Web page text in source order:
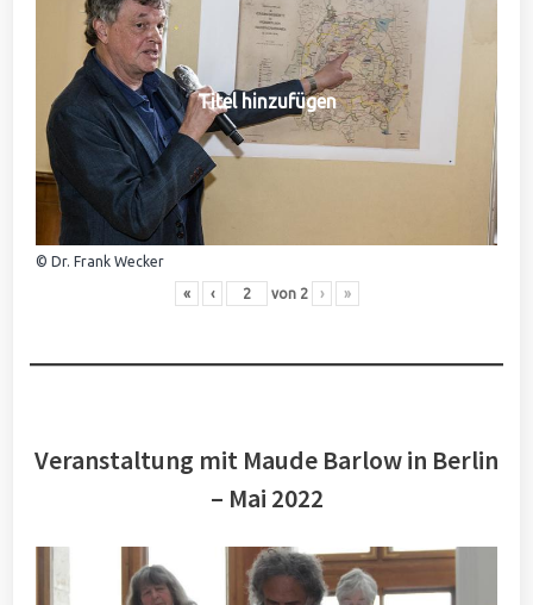
Titel hinzufügen
© Dr. Frank Wecker
« ‹ von 2 › »
Veranstaltung mit Maude Barlow in Berlin
– Mai 2022